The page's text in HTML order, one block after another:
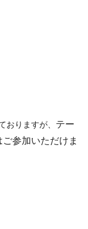
りますが、 テー
参加いただけま